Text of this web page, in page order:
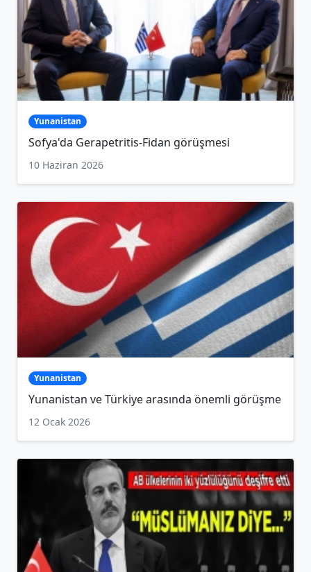
Yunanistan
Sofya'da Gerapetritis-Fidan görüşmesi
10 Haziran 2026
Yunanistan
Yunanistan ve Türkiye arasında önemli görüşme
12 Ocak 2026